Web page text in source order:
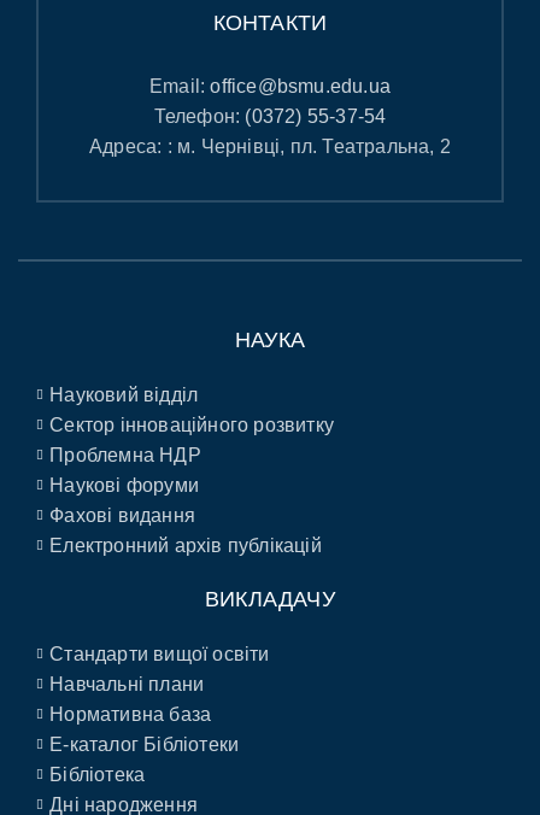
КОНТАКТИ
Email:office@bsmu.edu.ua
Телефон: (0372) 55-37-54
Адреса: : м. Чернівці, пл. Театральна, 2
НАУКА
Науковий відділ
Сектор інноваційного розвитку
Проблемна НДР
Наукові форуми
Фахові видання
Електронний архів публікацій
ВИКЛАДАЧУ
Стандарти вищої освіти
Навчальні плани
Нормативна база
E-каталог Бібліотеки
Бібліотека
Дні народження